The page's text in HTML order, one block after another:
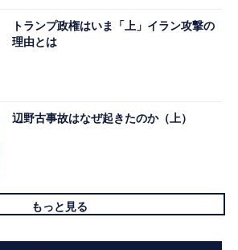
トランプ政権はいま「上」イラン攻撃の
理由とは
辺野古事故はなぜ起きたのか（上）
もっと見る